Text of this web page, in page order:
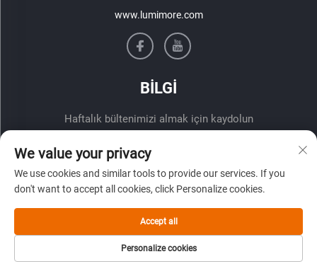
www.lumimore.com
BİLGİ
Haftalık bültenimizi almak için kaydolun
Gönder
We value your privacy
We use cookies and similar tools to provide our services. If you
don't want to accept all cookies, click Personalize cookies.
Personalize cookies
Accept all